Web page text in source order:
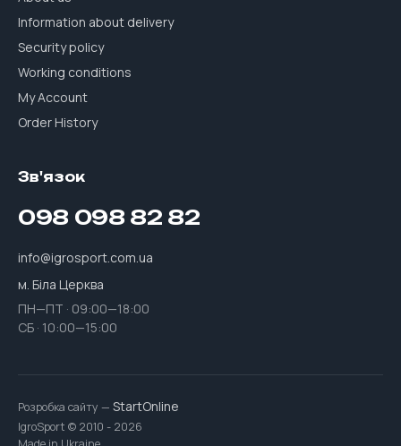
Information about delivery
Security policy
Working conditions
My Account
Order History
Зв'язок
098 098 82 82
info@igrosport.com.ua
м. Біла Церква
ПН—ПТ · 09:00—18:00
СБ · 10:00—15:00
Розробка сайту — StartOnline
IgroSport © 2010 - 2026